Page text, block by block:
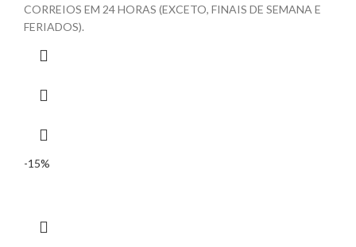
CORREIOS EM 24 HORAS (EXCETO, FINAIS DE SEMANA E
FERIADOS).
-15%